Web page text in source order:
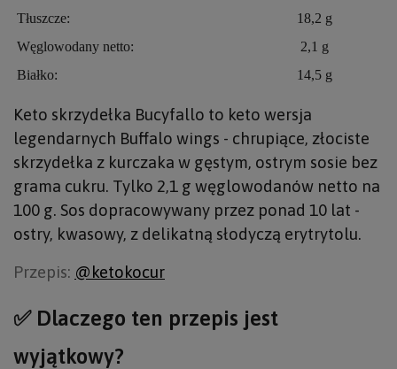
Tłuszcze:
18,2 g
Węglowodany netto:
2,1 g
Białko:
14,5 g
Keto skrzydełka Bucyfallo to keto wersja
legendarnych Buffalo wings - chrupiące, złociste
skrzydełka z kurczaka w gęstym, ostrym sosie bez
grama cukru. Tylko 2,1 g węglowodanów netto na
100 g. Sos dopracowywany przez ponad 10 lat -
ostry, kwasowy, z delikatną słodyczą erytrytolu.
Przepis: @ketokocur
✅ Dlaczego ten przepis jest
wyjątkowy?